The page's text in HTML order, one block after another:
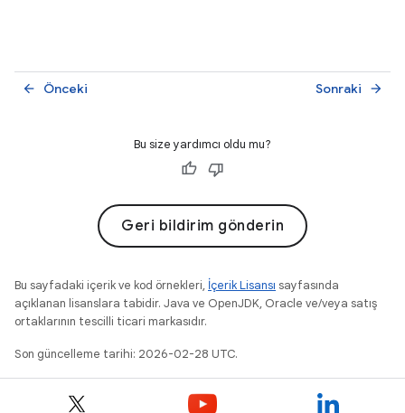
Önceki
arrow_back Sonraki arrow_forward
Bu size yardımcı oldu mu?
Geri bildirim gönderin
Bu sayfadaki içerik ve kod örnekleri, İçerik Lisansı sayfasında
açıklanan lisanslara tabidir. Java ve OpenJDK, Oracle ve/veya satış
ortaklarının tescilli ticari markasıdır.
Son güncelleme tarihi: 2026-02-28 UTC.